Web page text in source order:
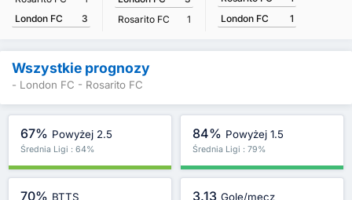
London FC
3
Rosarito FC
1
London FC
1
Wszystkie prognozy
- London FC - Rosarito FC
67% Powyżej 2.5
Średnia Ligi : 64%
84% Powyżej 1.5
Średnia Ligi : 79%
70% BTTS 3.13 Gole/mecz